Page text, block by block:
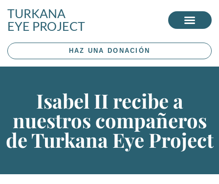
TURKANA
EYE PROJECT
HAZ UNA DONACIÓN
Isabel II recibe a
nuestros compañeros
de Turkana Eye Project